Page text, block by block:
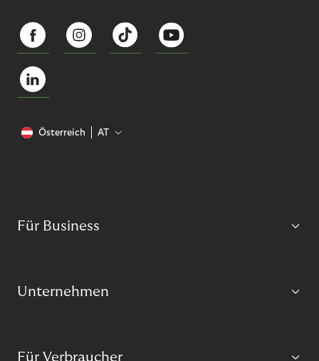
Österreich AT
Für Business
Unternehmen
Für Verbraucher